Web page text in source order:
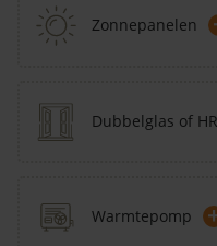
Zonnepanelen
Dubbelglas of
Warmtepomp